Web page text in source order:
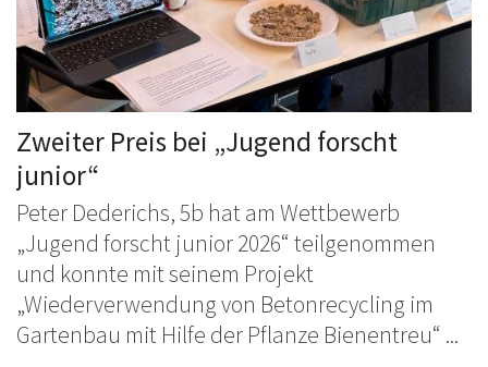
Zweiter Preis bei „Jugend forscht
junior“
Peter Dederichs, 5b hat am Wettbewerb
„Jugend forscht junior 2026“ teilgenommen
und konnte mit seinem Projekt
„Wiederverwendung von Betonrecycling im
Gartenbau mit Hilfe der Pflanze Bienentreu“ ...